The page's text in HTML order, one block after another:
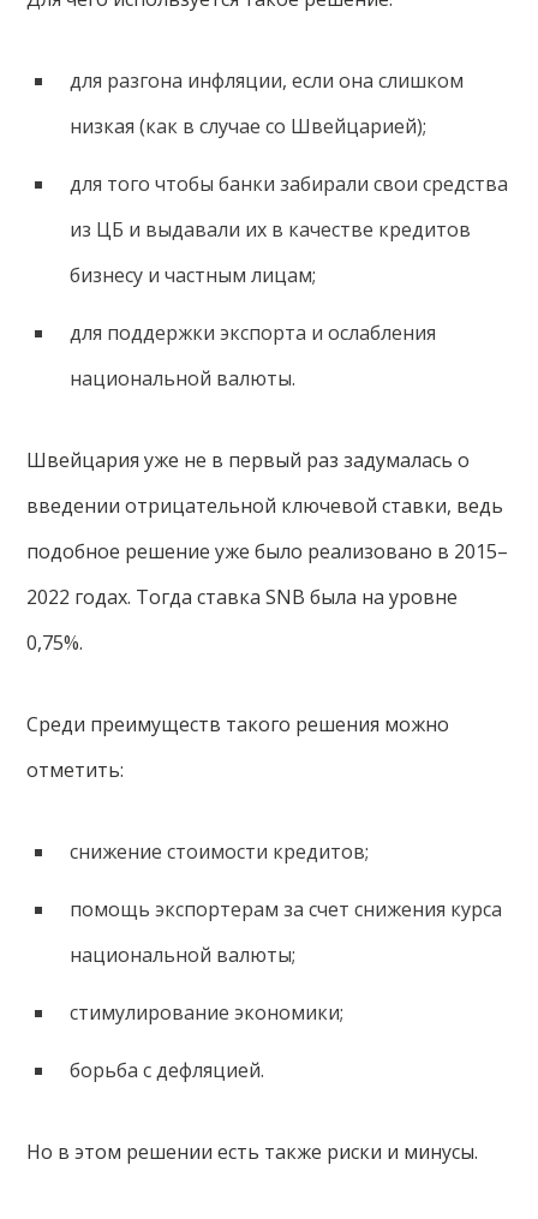
для разгона инфляции, если она слишком
низкая (как в случае со Швейцарией);
для того чтобы банки забирали свои средства
из ЦБ и выдавали их в качестве кредитов
бизнесу и частным лицам;
для поддержки экспорта и ослабления
национальной валюты.
Швейцария уже не в первый раз задумалась о
введении отрицательной ключевой ставки, ведь
подобное решение уже было реализовано в 2015–
2022 годах. Тогда ставка SNB была на уровне
0,75%.
Среди преимуществ такого решения можно
отметить:
снижение стоимости кредитов;
помощь экспортерам за счет снижения курса
национальной валюты;
стимулирование экономики;
борьба с дефляцией.
Но в этом решении есть также риски и минусы.